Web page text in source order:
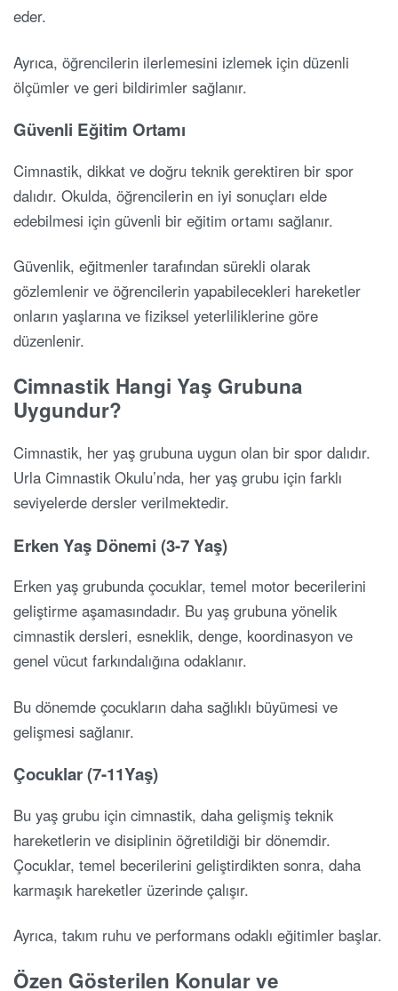
eder.
Ayrıca, öğrencilerin ilerlemesini izlemek için düzenli
ölçümler ve geri bildirimler sağlanır.
Güvenli Eğitim Ortamı
Cimnastik, dikkat ve doğru teknik gerektiren bir spor
dalıdır. Okulda, öğrencilerin en iyi sonuçları elde
edebilmesi için güvenli bir eğitim ortamı sağlanır.
Güvenlik, eğitmenler tarafından sürekli olarak
gözlemlenir ve öğrencilerin yapabilecekleri hareketler
onların yaşlarına ve fiziksel yeterliliklerine göre
düzenlenir.
Cimnastik Hangi Yaş Grubuna
Uygundur?
Cimnastik, her yaş grubuna uygun olan bir spor dalıdır.
Urla Cimnastik Okulu’nda, her yaş grubu için farklı
seviyelerde dersler verilmektedir.
Erken Yaş Dönemi (3-7 Yaş)
Erken yaş grubunda çocuklar, temel motor becerilerini
geliştirme aşamasındadır. Bu yaş grubuna yönelik
cimnastik dersleri, esneklik, denge, koordinasyon ve
genel vücut farkındalığına odaklanır.
Bu dönemde çocukların daha sağlıklı büyümesi ve
gelişmesi sağlanır.
Çocuklar (7-11Yaş)
Bu yaş grubu için cimnastik, daha gelişmiş teknik
hareketlerin ve disiplinin öğretildiği bir dönemdir.
Çocuklar, temel becerilerini geliştirdikten sonra, daha
karmaşık hareketler üzerinde çalışır.
Ayrıca, takım ruhu ve performans odaklı eğitimler başlar.
Özen Gösterilen Konular ve